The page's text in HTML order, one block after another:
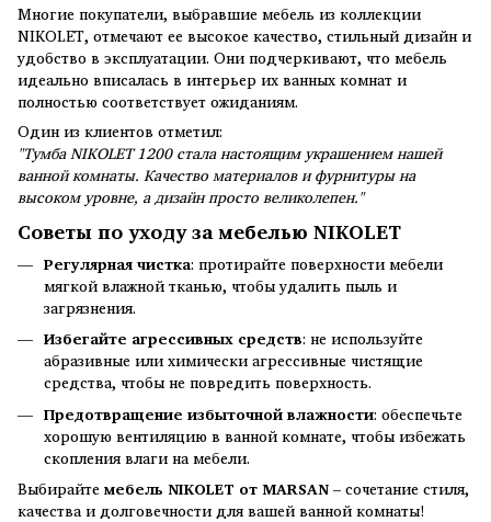
Многие покупатели, выбравшие мебель из коллекции
NIKOLET, отмечают ее высокое качество, стильный дизайн и
удобство в эксплуатации. Они подчеркивают, что мебель
идеально вписалась в интерьер их ванных комнат и
полностью соответствует ожиданиям.
Один из клиентов отметил:
"Тумба NIKOLET 1200 стала настоящим украшением нашей
ванной комнаты. Качество материалов и фурнитуры на
высоком уровне, а дизайн просто великолепен."
Советы по уходу за мебелью NIKOLET
Регулярная чистка: протирайте поверхности мебели
мягкой влажной тканью, чтобы удалить пыль и
загрязнения.
Избегайте агрессивных средств: не используйте
абразивные или химически агрессивные чистящие
средства, чтобы не повредить поверхность.
Предотвращение избыточной влажности: обеспечьте
хорошую вентиляцию в ванной комнате, чтобы избежать
скопления влаги на мебели.
Выбирайтемебель NIKOLET от MARSAN– сочетание стиля,
качества и долговечности для вашей ванной комнаты!